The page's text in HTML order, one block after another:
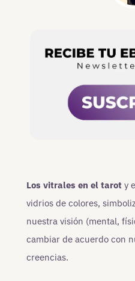
Los vitrales en el tarot y
vidrios de colores,
nuestra visión (mental,
cambiar de acuerdo con
creencias.